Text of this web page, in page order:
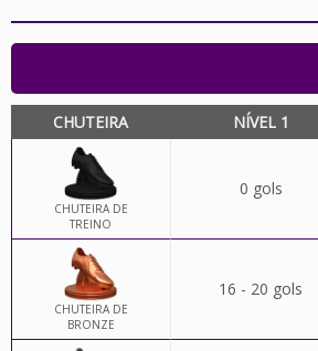
CHUTEIRA NÍVEL 1
CHUTEIRA DE
TREINO
0 gols
CHUTEIRA DE
BRONZE
16 - 20 gols